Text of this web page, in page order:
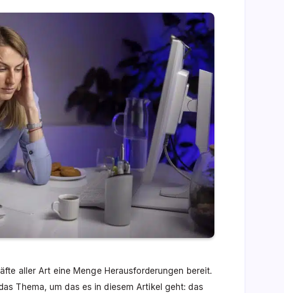
aller Art eine Menge Herausforderungen bereit.
Thema, um das es in diesem Artikel geht: das